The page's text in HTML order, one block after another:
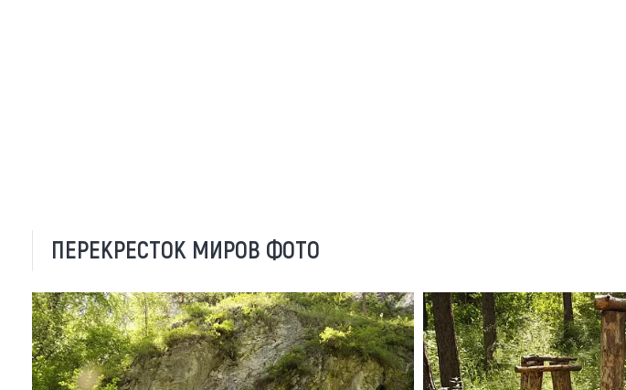
ПЕРЕКРЕСТОК МИРОВ ФОТО